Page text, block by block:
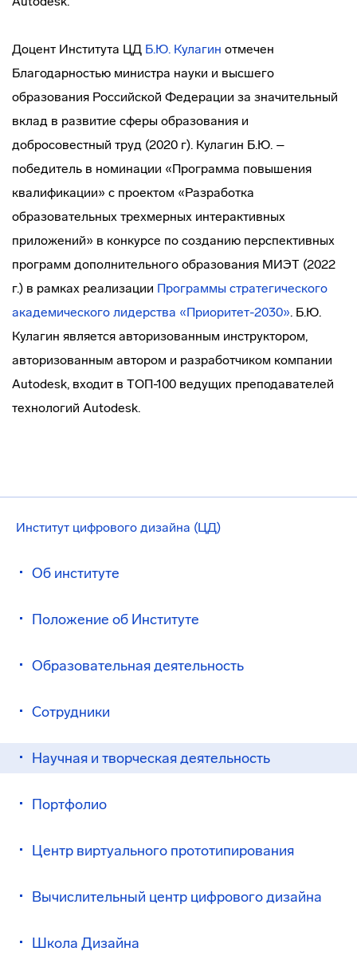
Институт цифрового дизайна (ЦД)
Об институте
Положение об Институте
Образовательная деятельность
Сотрудники
Научная и творческая деятельность
Портфолио
Центр виртуального прототипирования
Вычислительный центр цифрового дизайна
Школа Дизайна
Доцент Института ЦД Б.Ю. Кулагин отмечен
Благодарностью министра науки и высшего
образования Российской̆ Федерации за значительный
вклад в развитие сферы образования и
добросовестный труд (2020 г). Кулагин Б.Ю. –
победитель в номинации «Программа повышения
квалификации» с проектом «Разработка
образовательных трехмерных интерактивных
приложений» в конкурсе по созданию перспективных
программ дополнительного образования МИЭТ (2022
г.) в рамках реализации Программы стратегического
академического лидерства «Приоритет-2030». Б.Ю.
Кулагин является авторизованным инструктором,
авторизованным автором и разработчиком компании
Autodesk, входит в ТОП-100 ведущих преподавателей
технологий Autodesk.